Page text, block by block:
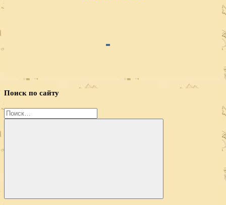
Поиск по сайту
Найти:
Поиск